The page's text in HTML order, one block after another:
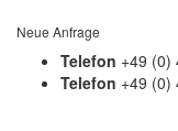
Neue Anfrage
Telefon +49 (0)
Telefon +49 (0)